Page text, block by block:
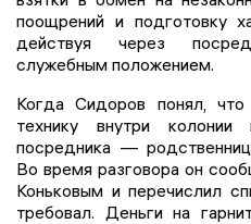
поощрений и подготовку
действуя через
служебным положением.
Когда Сидоров понял,
технику внутри
посредника —
Во время разговора он
Коньковым и перечислил
требовал. Деньги на